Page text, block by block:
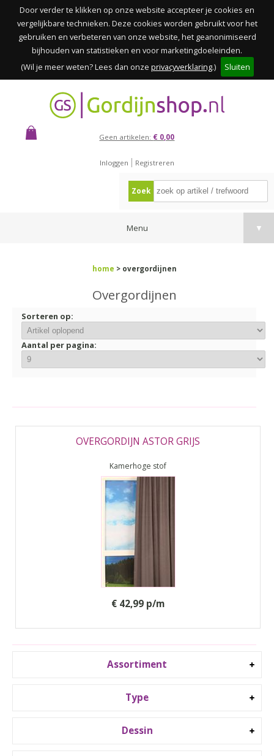
Door verder te klikken op onze website accepteer je cookies en
vergelijkbare technieken. Deze cookies worden gebruikt voor het
gebruiken en verbeteren van onze website, het geanonimiseerd
bijhouden van statistieken en voor marketingdoeleinden.
(Wil je meer weten? Lees dan onze privacyverklaring.) Sluiten
Geen artikelen: € 0,00
Inloggen Registreren
Zoek
Menu ▼
Assortiment
Type
Dessin
home > overgordijnen
Overgordijnen
Sorteren op:
Aantal per pagina:
OVERGORDIJN ASTOR GRIJS
Kamerhoge stof
€ 42,99 p/m